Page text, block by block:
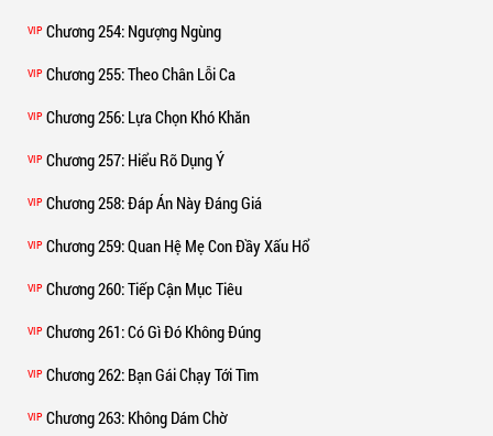
VIP Chương 254: Ngượng Ngùng
VIP Chương 255: Theo Chân Lỗi Ca
VIP Chương 256: Lựa Chọn Khó Khăn
VIP Chương 257: Hiểu Rõ Dụng Ý
VIP Chương 258: Đáp Án Này Đáng Giá
VIP Chương 259: Quan Hệ Mẹ Con Đầy Xấu Hổ
VIP Chương 260: Tiếp Cận Mục Tiêu
VIP Chương 261: Có Gì Đó Không Đúng
VIP Chương 262: Bạn Gái Chạy Tới Tìm
VIP Chương 263: Không Dám Chờ